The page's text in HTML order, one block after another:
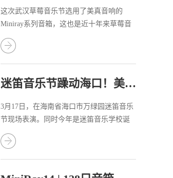
这次武汉草莓音乐节选用了美真音响的
Miniray系列音箱，这也是近十年来草莓音
乐节首次在主舞台采用国产品牌音响。
迷笛音乐节躁动海口！美真音响助力万人狂欢！
3月17日，在海南省海口市万绿园迷笛音乐
节现场表演。同时今年是迷笛音乐学校诞
生的第三十个年头，海口迷笛音乐节吹响
了“迷笛三十年”的集结号。